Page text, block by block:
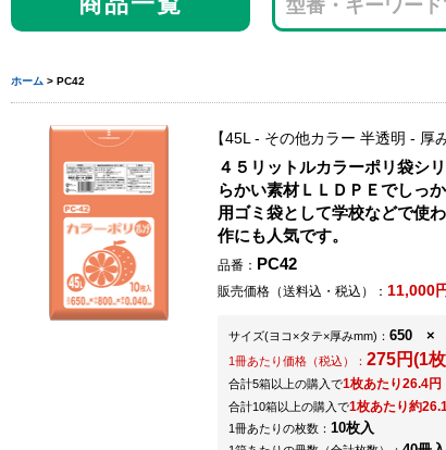
ホーム > PC42
45L - その他カラー 半透明 - 厚
４５リットルカラーポリ袋シ
らかい素材ＬＬＤＰＥでしっ
用ゴミ袋として学校などで使
作にも人気です。
品番： PC42
販売価格（送料込・税込）： 11,000
サイズ(ヨコ×タテ×厚みmm) ： 650 ×
1冊あたり価格（税込）： 275円(1
合計5箱以上の購入で1枚あたり26.4円
合計10箱以上の購入で1枚あたり約
1冊あたりの枚数： 10枚入